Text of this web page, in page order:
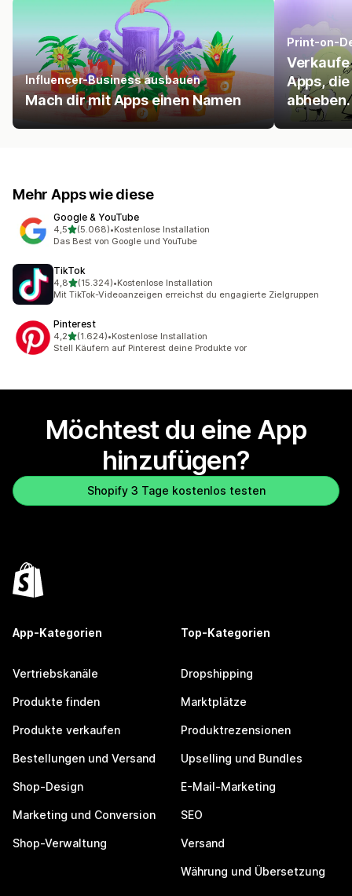
Influencer-Business ausbauen
Mach dir mit Apps einen Namen
Print-on-
Apps,
abheben.
Mehr Apps wie diese
Google & YouTube
4,5von 5 Sternen
(5.068)
5068 Rezensionen insgesamt
•Kostenlose Installation
Das Best von Google und YouTube
TikTok
4,8von 5 Sternen
(15.324)
15324 Rezensionen insgesamt
•Kostenlose Installation
Mit TikTok-Videoanzeigen erreichst du engagierte Zielgruppen
Pinterest
4,2von 5 Sternen
(1.624)
1624 Rezensionen insgesamt
•Kostenlose Installation
Stell Käufern auf Pinterest deine Produkte vor
Möchtest du eine App
hinzufügen?
Shopify 3 Tage kostenlos testen
App-Kategorien
Vertriebskanäle
Produkte finden
Produkte verkaufen
Bestellungen und Versand
Shop-Design
Marketing und Conversion
Shop-Verwaltung
Top-Kategorien
Dropshipping
Marktplätze
Produktrezensionen
Upselling und Bundles
E-Mail-Marketing
SEO
Versand
Währung und Übersetzung